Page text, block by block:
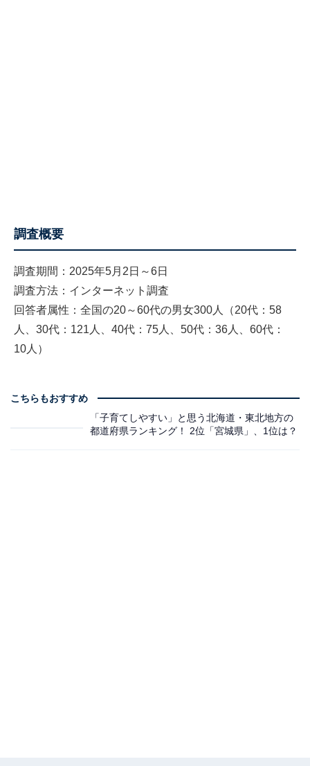
調査概要
調査期間：2025年5月2日～6日
調査方法：インターネット調査
回答者属性：全国の20～60代の男女300人（20代：58
人、30代：121人、40代：75人、50代：36人、60代：
10人）
こちらもおすすめ
「子育てしやすい」と思う北海道・東北地方の
都道府県ランキング！ 2位「宮城県」、1位は？